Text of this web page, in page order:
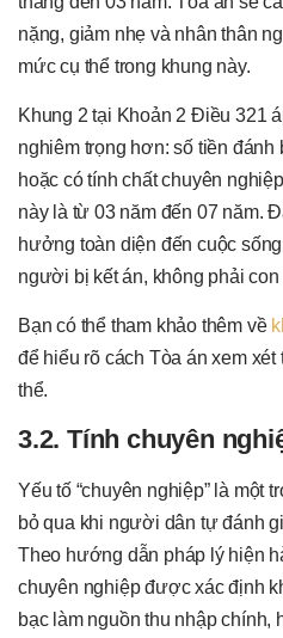
nặng, giảm nhẹ và nhân thân
mức cụ thể trong khung này.
Khung 2 tại Khoản 2 Điều 321
nghiêm trọng hơn: số tiền
hoặc có tính chất chuyên
này là từ 03 năm đến 07 năm.
hưởng toàn diện đến cuộc
người bị kết án, không phải
Bạn có thể tham khảo thêm về
để hiểu rõ cách Tòa án xem
thể.
3.2. Tính chuyên
Yếu tố “chuyên nghiệp” là một
bỏ qua khi người dân tự đánh
Theo hướng dẫn pháp lý hiện
chuyên nghiệp được xác định
bạc làm nguồn thu nhập chính,